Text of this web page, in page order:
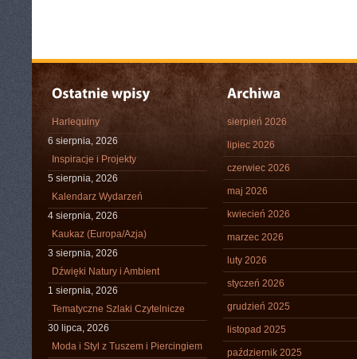
Harlequiny
6 sierpnia, 2026
Inspiracje i Projekty
5 sierpnia, 2026
Kalendarz Wydarzeń
4 sierpnia, 2026
Kaukaz (Europa/Azja)
3 sierpnia, 2026
Dźwięki Natury i Ambient
1 sierpnia, 2026
Tematyczne Szlaki Czytelnicze
30 lipca, 2026
Moda i Styl z Tuszem i Piercingiem
sierpień 2026
lipiec 2026
czerwiec 2026
maj 2026
kwiecień 2026
marzec 2026
luty 2026
styczeń 2026
grudzień 2025
listopad 2025
październik 2025